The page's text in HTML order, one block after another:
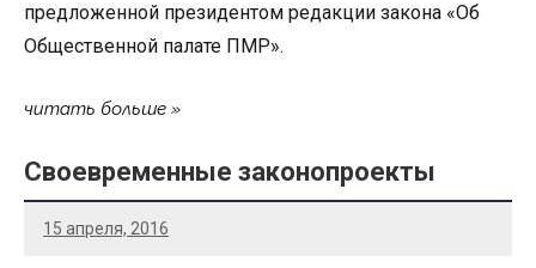
предложенной президентом редакции закона «Об
Общественной палате ПМР».
читать больше
Своевременные законопроекты
15 апреля, 2016